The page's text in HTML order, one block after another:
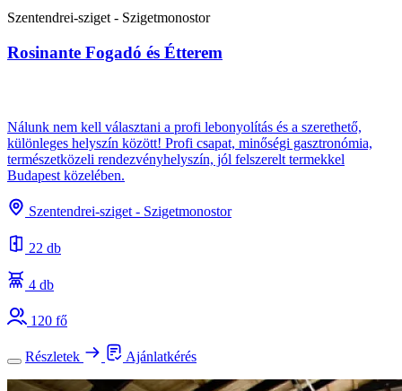
Szentendrei-sziget - Szigetmonostor
Rosinante Fogadó és Étterem
Nálunk nem kell választani a profi lebonyolítás és a szerethető,
különleges helyszín között! Profi csapat, minőségi gasztronómia,
természetközeli rendezvényhelyszín, jól felszerelt termekkel
Budapest közelében.
Szentendrei-sziget - Szigetmonostor
22 db
4 db
120 fő
Részletek Ajánlatkérés